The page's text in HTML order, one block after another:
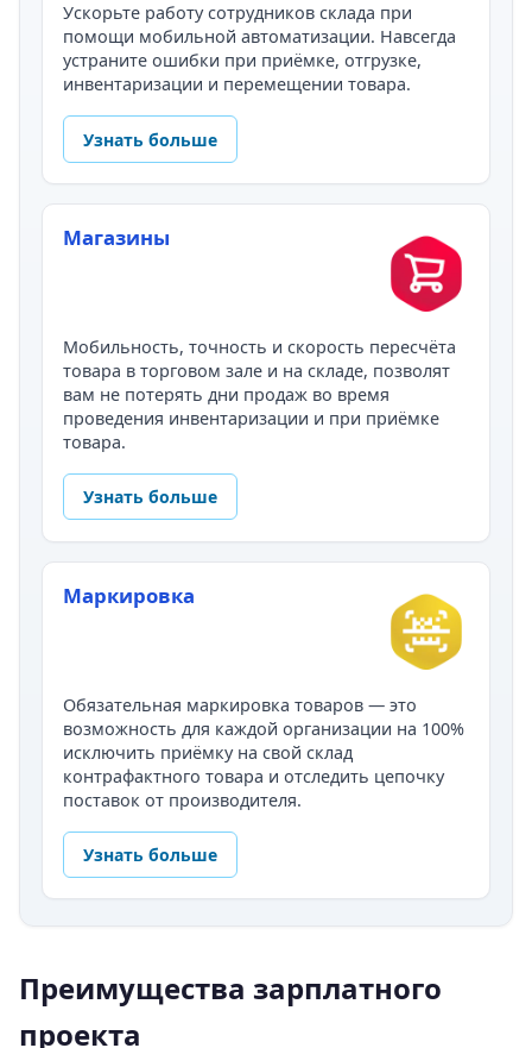
Ускорьте работу сотрудников склада при
помощи мобильной автоматизации. Навсегда
устраните ошибки при приёмке, отгрузке,
инвентаризации и перемещении товара.
Узнать больше
Магазины
Мобильность, точность и скорость пересчёта
товара в торговом зале и на складе, позволят
вам не потерять дни продаж во время
проведения инвентаризации и при приёмке
товара.
Узнать больше
Маркировка
Обязательная маркировка товаров — это
возможность для каждой организации на 100%
исключить приёмку на свой склад
контрафактного товара и отследить цепочку
поставок от производителя.
Узнать больше
Преимущества зарплатного
проекта